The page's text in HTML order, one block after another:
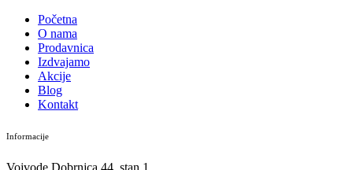
Početna
O nama
Prodavnica
Izdvajamo
Akcije
Blog
Kontakt
Informacije
Vojvode Dobrnjca 44, stan 1